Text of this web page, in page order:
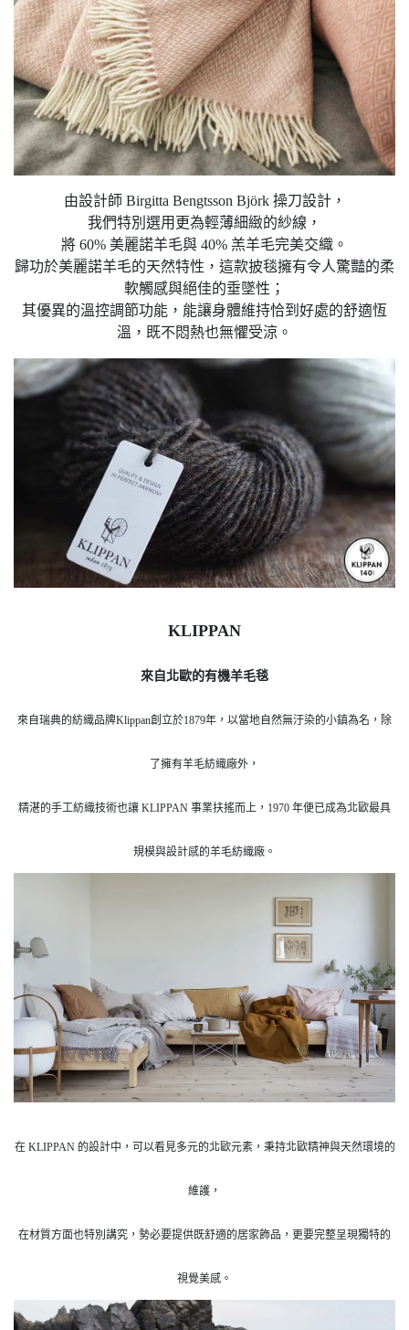
由設計師 Birgitta Bengtsson Björk 操刀設計，
我們特別選用更為輕薄細緻的紗線，
將 60% 美麗諾羊毛與 40% 羔羊毛完美交織。
歸功於美麗諾羊毛的天然特性，這款披毯擁有令人驚豔的柔
軟觸感與絕佳的垂墜性；
其優異的溫控調節功能，能讓身體維持恰到好處的舒適恆
溫，既不悶熱也無懼受涼。
KLIPPAN
來自北歐的有機羊毛毯
來自瑞典的紡織品牌Klippan創立於1879年，以當地自然無汙染的小鎮為名，除
了擁有羊毛紡織廠外，
精湛的手工紡織技術也讓 KLIPPAN 事業扶搖而上，1970 年便已成為北歐最具
規模與設計感的羊毛紡織廠。
在 KLIPPAN 的設計中，可以看見多元的北歐元素，秉持北歐精神與天然環境的
維護，
在材質方面也特別講究，勢必要提供既舒適的居家飾品，更要完整呈現獨特的
視覺美感。